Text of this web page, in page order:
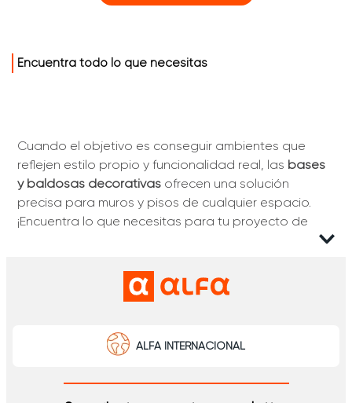
Encuentra todo lo que necesitas
Cuando el objetivo es conseguir ambientes que
reflejen estilo propio y funcionalidad real, las bases
y baldosas decorativas ofrecen una solución
precisa para muros y pisos de cualquier espacio.
¡Encuentra lo que necesitas para tu proyecto de
Baldosas decorativas para interiores
La variedad de diseños hexagonales, tonos
transformar salas, cocinas o baños en escenarios
personalizados. El realismo natural se ve en la
ALFA INTERNACIONAL